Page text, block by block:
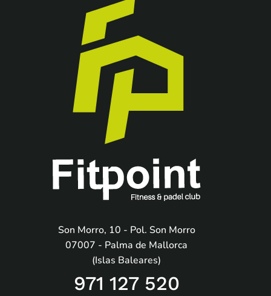
Son Morro, 10 - Pol. Son Morro
07007 - Palma de Mallorca
(Islas Baleares)
971 127 520